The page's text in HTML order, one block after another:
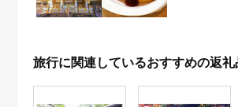
旅行に関連しているおすすめの返礼